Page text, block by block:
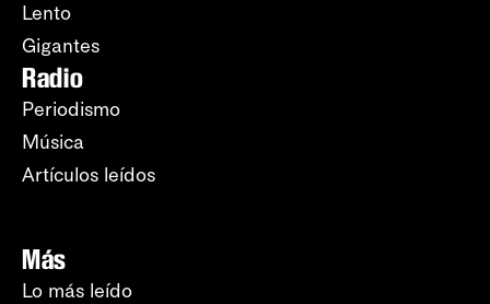
Lento
Gigantes
Radio
Periodismo
Música
Artículos leídos
Más
Lo más leído